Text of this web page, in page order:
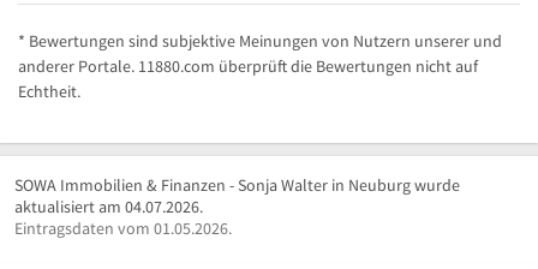
* Bewertungen sind subjektive Meinungen von Nutzern unserer und
anderer Portale. 11880.com überprüft die Bewertungen nicht auf
Echtheit.
SOWA Immobilien & Finanzen - Sonja Walter in Neuburg wurde
aktualisiert am 04.07.2026.
Eintragsdaten vom 01.05.2026.